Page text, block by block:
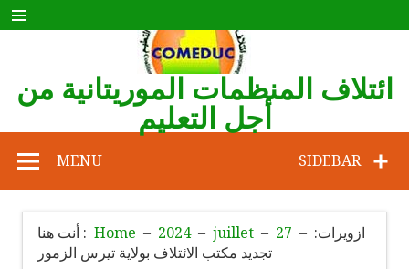
Skip
to
content
ائتلاف المنظمات الموريتانية من
أجل التعليم
SIDEBAR
MENU
أنت هنا : Home 2024 juillet 27
ازويرات:
تجديد مكتب الائتلاف بولاية تيرس الزمور